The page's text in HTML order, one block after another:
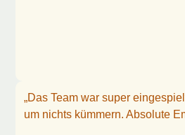
„Das Team war super
um nichts kümmern. Absolute